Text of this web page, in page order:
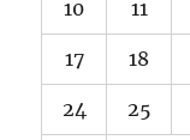
10 11
17 18
24 25